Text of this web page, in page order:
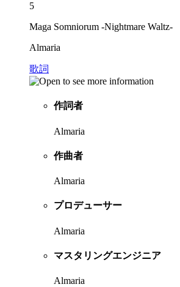
5
Maga Somniorum -Nightmare Waltz-
Almaria
歌詞
作詞者
Almaria
作曲者
Almaria
プロデューサー
Almaria
マスタリングエンジニア
Almaria